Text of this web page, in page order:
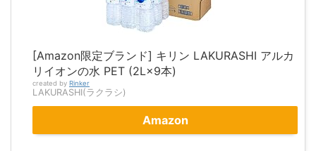
[Amazon限定ブランド] キリン LAKURASHI アルカ
リイオンの水 PET (2L×9本)
created by Rinker
LAKURASHI(ラクラシ)
Amazon